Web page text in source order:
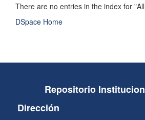
There are no entries in the index for
DSpace Home
Repositorio
Dirección